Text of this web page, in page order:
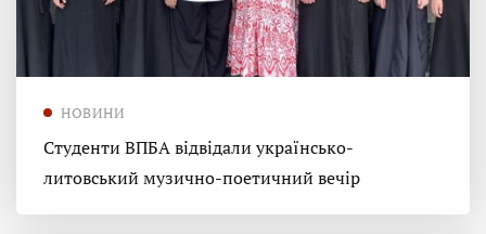
НОВИНИ
Студенти ВПБА відвідали українсько-
литовський музично-поетичний вечір